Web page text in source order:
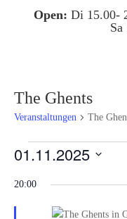
Open: Di 15.00-
The Ghents
Veranstaltungen The
Veranstaltungen
1.
November
01.11.2025
wählen.
20:00